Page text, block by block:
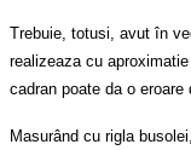
Trebuie, totusi, avut în
realizeaza cu
cadran poate da o
Masurând cu rigla